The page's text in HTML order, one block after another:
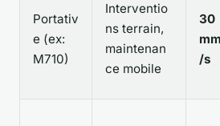
Portativ
e (ex:
M710)
Interventio
ns terrain,
maintenan
ce mobile
30
mm
/s